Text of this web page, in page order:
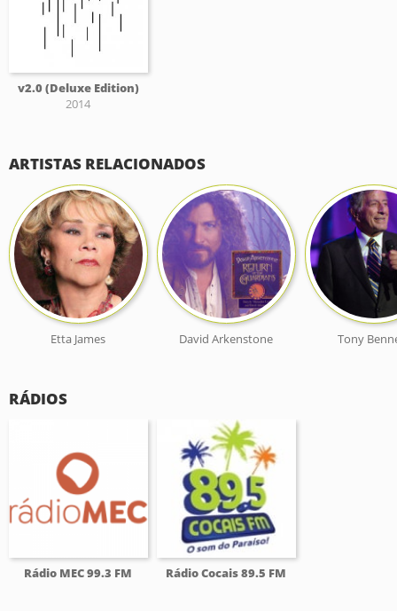
v2.0 (Deluxe Edition)
2014
ARTISTAS RELACIONADOS
Etta James David Arkenstone Tony
RÁDIOS
Rádio MEC 99.3 FM Rádio Cocais 89.5 FM